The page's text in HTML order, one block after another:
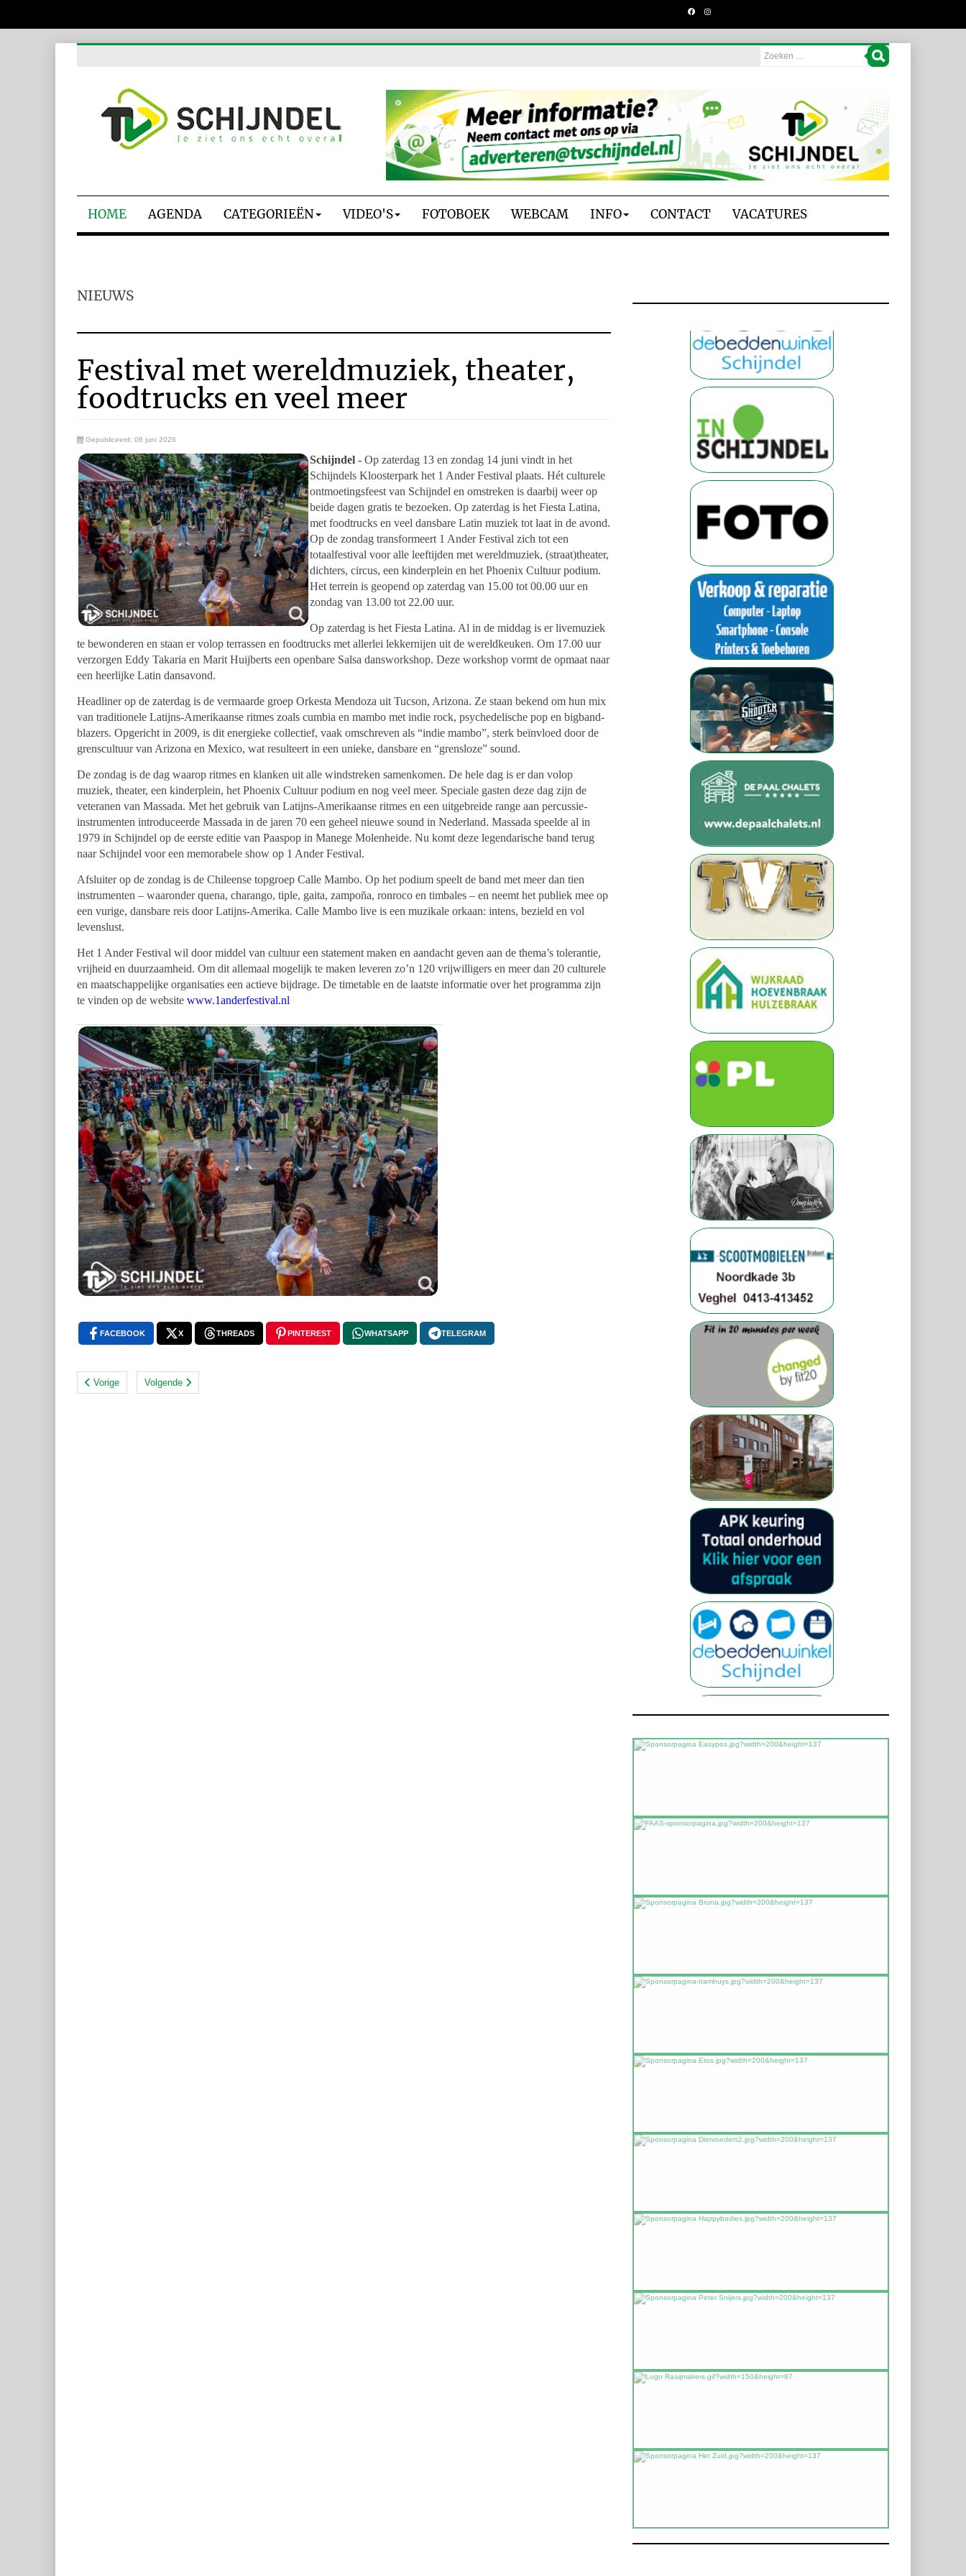
HOME AGENDA CATEGORIEËN VIDEO'S FOTOBOEK WEBCAM INFO CONTACT VACATURES
NIEUWS
Festival met wereldmuziek, theater,
foodtrucks en veel meer
Gepubliceerd: 08 juni 2026
Schijndel - Op zaterdag 13 en zondag 14 juni vindt in het
Schijndels Kloosterpark het 1 Ander Festival plaats. Hét culturele
ontmoetingsfeest van Schijndel en omstreken is daarbij weer op
beide dagen gratis te bezoeken. Op zaterdag is het Fiesta Latina,
met foodtrucks en veel dansbare Latin muziek tot laat in de avond.
Op de zondag transformeert 1 Ander Festival zich tot een
totaalfestival voor alle leeftijden met wereldmuziek, (straat)theater,
dichters, circus, een kinderplein en het Phoenix Cultuur podium.
Het terrein is geopend op zaterdag van 15.00 tot 00.00 uur en
zondag van 13.00 tot 22.00 uur.
Op zaterdag is het Fiesta Latina. Al in de middag is er livemuziek
te bewonderen en staan er volop terrassen en foodtrucks met allerlei lekkernijen uit de wereldkeuken. Om 17.00 uur
verzorgen Eddy Takaria en Marit Huijberts een openbare Salsa dansworkshop. Deze workshop vormt de opmaat naar
een heerlijke Latin dansavond.
Headliner op de zaterdag is de vermaarde groep Orkesta Mendoza uit Tucson, Arizona. Ze staan bekend om hun mix
van traditionele Latijns-Amerikaanse ritmes zoals cumbia en mambo met indie rock, psychedelische pop en bigband-
blazers. Opgericht in 2009, is dit energieke collectief, vaak omschreven als “indie mambo”, sterk beïnvloed door de
grenscultuur van Arizona en Mexico, wat resulteert in een unieke, dansbare en “grensloze” sound.
De zondag is de dag waarop ritmes en klanken uit alle windstreken samenkomen. De hele dag is er dan volop
muziek, theater, een kinderplein, het Phoenix Cultuur podium en nog veel meer. Speciale gasten deze dag zijn de
veteranen van Massada. Met het gebruik van Latijns-Amerikaanse ritmes en een uitgebreide range aan percussie-
instrumenten introduceerde Massada in de jaren 70 een geheel nieuwe sound in Nederland. Massada speelde al in
1979 in Schijndel op de eerste editie van Paaspop in Manege Molenheide. Nu komt deze legendarische band terug
naar Schijndel voor een memorabele show op 1 Ander Festival.
Afsluiter op de zondag is de Chileense topgroep Calle Mambo. Op het podium speelt de band met meer dan tien
instrumenten – waaronder quena, charango, tiple, gaita, zampoña, ronroco en timbales – en neemt het publiek mee op
een vurige, dansbare reis door Latijns-Amerika. Calle Mambo live is een muzikale orkaan: intens, bezield en vol
levenslust.
Het 1 Ander Festival wil door middel van cultuur een statement maken en aandacht geven aan de thema’s tolerantie,
vrijheid en duurzaamheid. Om dit allemaal mogelijk te maken leveren zo’n 120 vrijwilligers en meer dan 20 culturele
en maatschappelijke organisaties een actieve bijdrage. De timetable en de laatste informatie over het programma zijn
te vinden op de website www.1anderfestival.nl
FACEBOOK X THREADS PINTEREST WHATSAPP TELEGRAM
Vorige Volgende